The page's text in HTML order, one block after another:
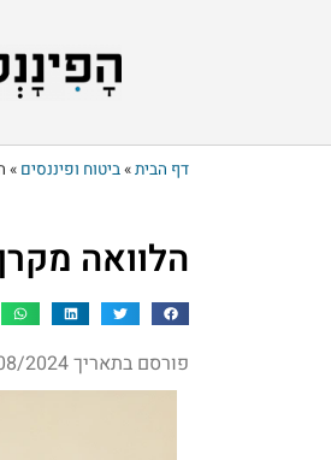
דף הבית»ביטוח ופיננסים »
הלוואה
פורסם בתאריך 19/08/2024